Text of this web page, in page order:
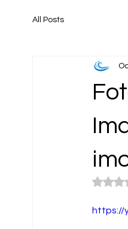
All Posts
https://